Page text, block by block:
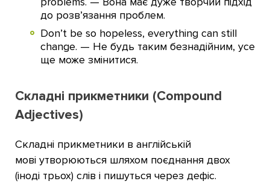
до розв’язання проблем.
Don’t be so hopeless, everything can still
change. — Не будь таким безнадійним, усе
ще може змінитися.
Складні прикметники (Compound
Adjectives)
Складні прикметники в англійській
мові утворюються шляхом поєднання двох
(іноді трьох) слів і пишуться через дефіс.